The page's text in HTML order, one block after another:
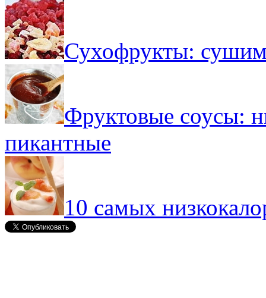
Сухофрукты:
Фруктовые соусы:
пикантные
10 самых